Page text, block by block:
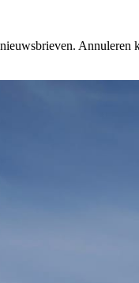
Annuleren